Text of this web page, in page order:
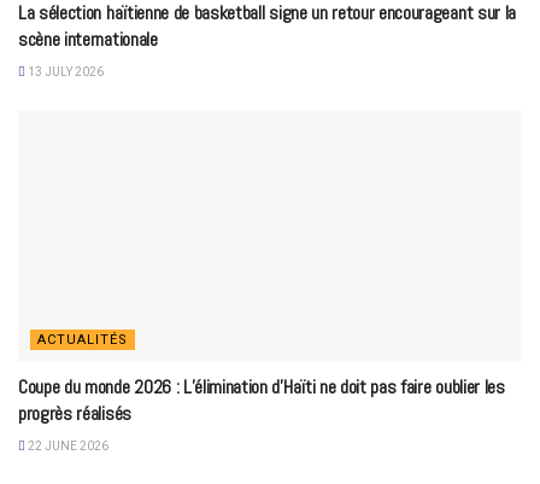
La sélection haïtienne de basketball signe un retour encourageant sur la
scène internationale
13 JULY 2026
ACTUALITÉS
Coupe du monde 2026 : L’élimination d’Haïti ne doit pas faire oublier les
progrès réalisés
22 JUNE 2026